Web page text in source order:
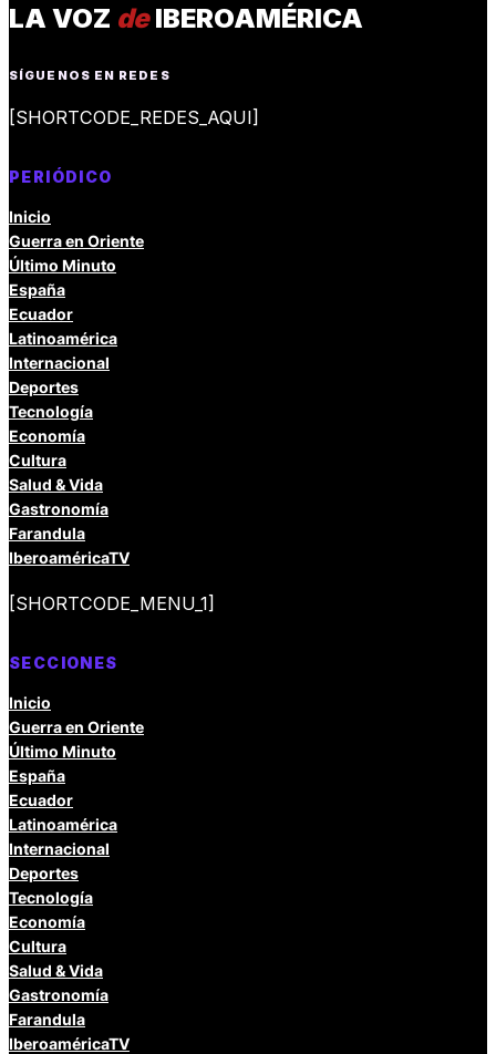
LA VOZ deIBEROAMÉRICA
SÍGUENOS EN REDES
[SHORTCODE_REDES_AQUI]
PERIÓDICO
Inicio
Guerra en Oriente
Último Minuto
España
Ecuador
Latinoamérica
Internacional
Deportes
Tecnología
Economía
Cultura
Salud & Vida
Gastronomía
Farandula
IberoaméricaTV
[SHORTCODE_MENU_1]
SECCIONES
Inicio
Guerra en Oriente
Último Minuto
España
Ecuador
Latinoamérica
Internacional
Deportes
Tecnología
Economía
Cultura
Salud & Vida
Gastronomía
Farandula
IberoaméricaTV